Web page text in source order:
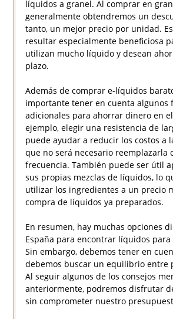
líquidos a granel. Al comprar en
generalmente obtendremos un
tanto, un mejor precio por unidad.
resultar especialmente beneficiosa
utilizan mucho líquido y desean
plazo.
Además de comprar e-líquidos
importante tener en cuenta algunos
adicionales para ahorrar dinero en
ejemplo, elegir una resistencia de
puede ayudar a reducir los costos a
que no será necesario reemplazarla
frecuencia. También puede ser útil
sus propias mezclas de líquidos, lo
utilizar los ingredientes a un precio
compra de líquidos ya preparados.
En resumen, hay muchas opciones
España para encontrar líquidos para
Sin embargo, debemos tener en
debemos buscar un equilibrio entre
Al seguir algunos de los consejos
anteriormente, podremos disfrutar
sin comprometer nuestro